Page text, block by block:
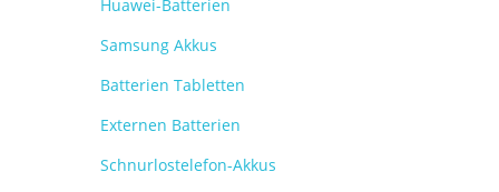
Huawei-Batterien
Samsung Akkus
Batterien Tabletten
Externen Batterien
Schnurlostelefon-Akkus